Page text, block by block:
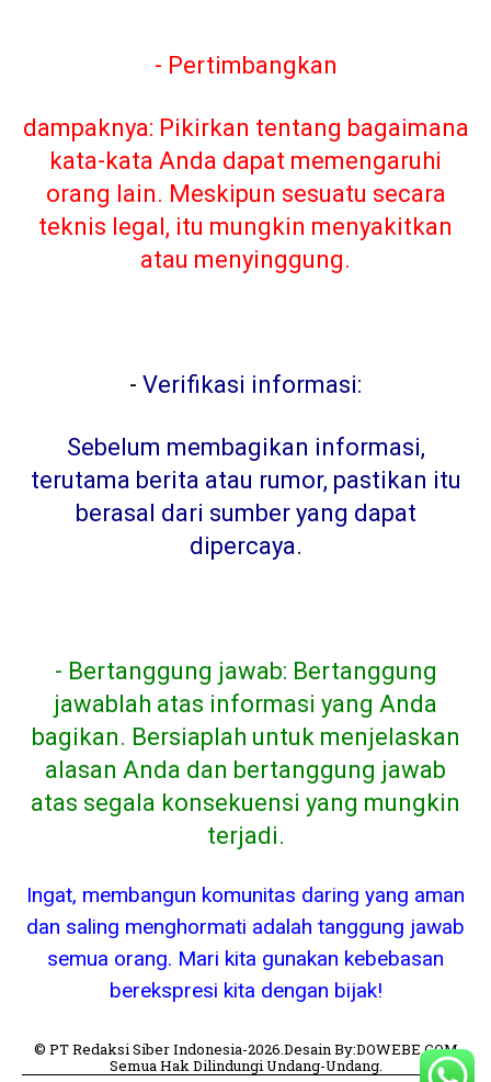
- Pertimbangkan
dampaknya: Pikirkan tentang bagaimana
kata-kata Anda dapat memengaruhi
orang lain. Meskipun sesuatu secara
teknis legal, itu mungkin menyakitkan
atau menyinggung.
- Verifikasi informasi:
Sebelum membagikan informasi,
terutama berita atau rumor, pastikan itu
berasal dari sumber yang dapat
dipercaya.
- Bertanggung jawab: Bertanggung
jawablah atas informasi yang Anda
bagikan. Bersiaplah untuk menjelaskan
alasan Anda dan bertanggung jawab
atas segala konsekuensi yang mungkin
terjadi.
Ingat, membangun komunitas daring yang aman
dan saling menghormati adalah tanggung jawab
semua orang. Mari kita gunakan kebebasan
berekspresi kita dengan bijak!
© PT Redaksi Siber Indonesia-2026.Desain By:DOWEBE.COM
Semua Hak Dilindungi Undang-Undang.